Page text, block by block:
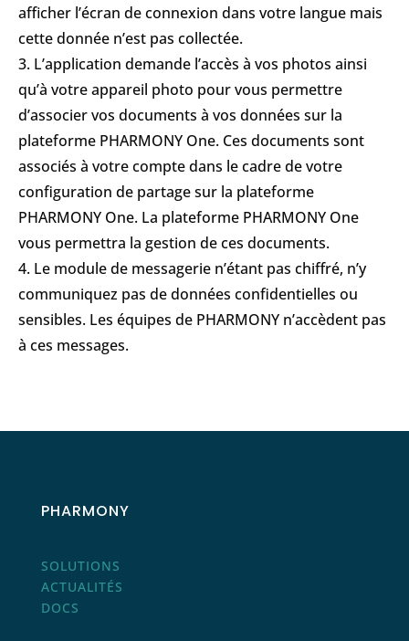
afficher l’écran de connexion dans votre langue mais
cette donnée n’est pas collectée.
3. L’application demande l’accès à vos photos ainsi
qu’à votre appareil photo pour vous permettre
d’associer vos documents à vos données sur la
plateforme PHARMONY One. Ces documents sont
associés à votre compte dans le cadre de votre
configuration de partage sur la plateforme
PHARMONY One. La plateforme PHARMONY One
vous permettra la gestion de ces documents.
4. Le module de messagerie n’étant pas chiffré, n’y
communiquez pas de données confidentielles ou
sensibles. Les équipes de PHARMONY n’accèdent pas
à ces messages.
PHARMONY
SOLUTIONS
ACTUALITÉS
DOCS